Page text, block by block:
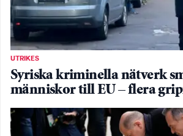
UTRIKES
Syriska kriminella nätverk
människor till EU – flera